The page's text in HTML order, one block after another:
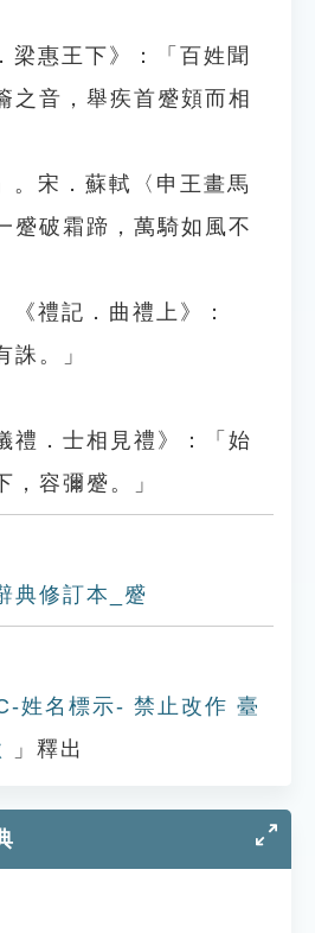
梁惠王下》：「百姓聞
之音，舉疾首蹙頞而相
。宋．蘇軾〈申王畫馬
蹙破霜蹄，萬騎如風不
禮記．曲禮上》：
誅。」
禮．士相見禮》：「始
，容彌蹙。」
典修訂本_蹙
姓名標示- 禁止改作 臺
」釋出